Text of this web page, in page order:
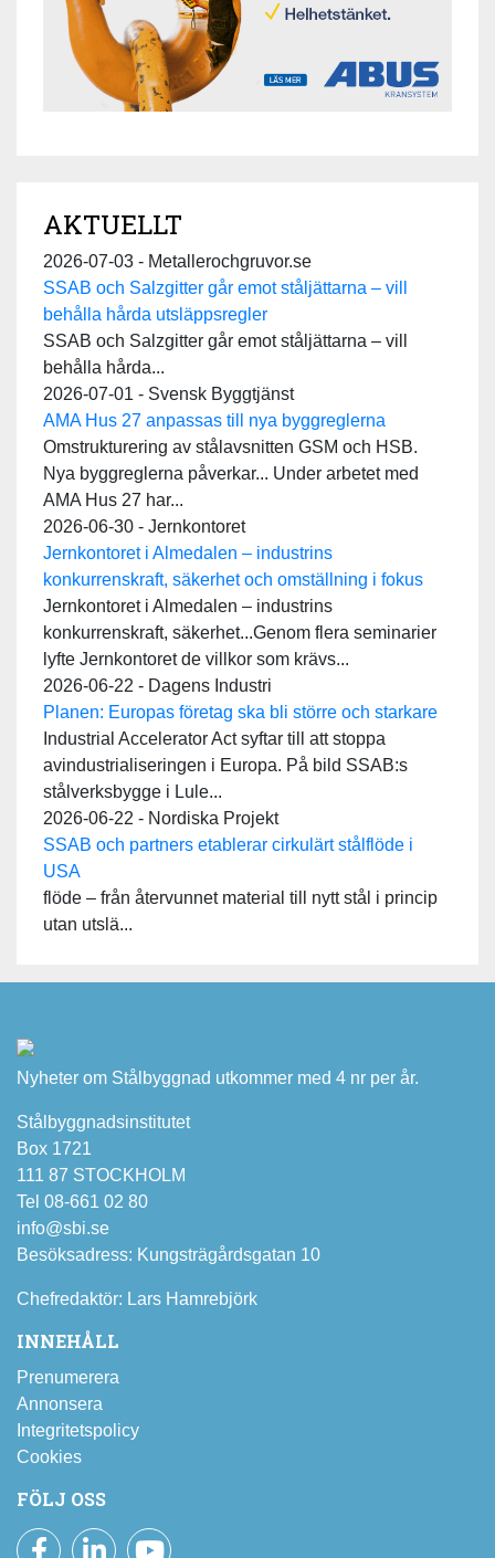
AKTUELLT
2026-07-03 - Metallerochgruvor.se
SSAB och Salzgitter går emot ståljättarna – vill
behålla hårda utsläppsregler
SSAB och Salzgitter går emot ståljättarna – vill
behålla hårda...
2026-07-01 - Svensk Byggtjänst
AMA Hus 27 anpassas till nya byggreglerna
Omstrukturering av stålavsnitten GSM och HSB.
Nya byggreglerna påverkar... Under arbetet med
AMA Hus 27 har...
2026-06-30 - Jernkontoret
Jernkontoret i Almedalen – industrins
konkurrenskraft, säkerhet och omställning i fokus
Jernkontoret i Almedalen – industrins
konkurrenskraft, säkerhet...Genom flera seminarier
lyfte Jernkontoret de villkor som krävs...
2026-06-22 - Dagens Industri
Planen: Europas företag ska bli större och starkare
Industrial Accelerator Act syftar till att stoppa
avindustrialiseringen i Europa. På bild SSAB:s
stålverksbygge i Lule...
2026-06-22 - Nordiska Projekt
SSAB och partners etablerar cirkulärt stålflöde i
USA
flöde – från återvunnet material till nytt stål i princip
utan utslä...
Nyheter om Stålbyggnad utkommer med 4 nr per år.
Stålbyggnadsinstitutet
Box 1721
111 87 STOCKHOLM
Tel 08-661 02 80
info@sbi.se
Besöksadress: Kungsträgårdsgatan 10
Chefredaktör: Lars Hamrebjörk
INNEHÅLL
Prenumerera
Annonsera
Integritetspolicy
Cookies
FÖLJ OSS
Facebook
LinkedInYouTube